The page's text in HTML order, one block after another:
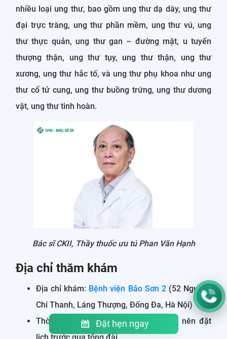
Đặt hẹn ngay
nhiều loại ung thư, bao gồm ung thư dạ dày, ung thư
đại trực tràng, ung thư phần mềm, ung thư vú, ung
thư thực quản, ung thư gan – đường mật, u tuyến
thượng thận, ung thư tụy, ung thư thận, ung thư
xương, ung thư hắc tố, và ung thư phụ khoa như ung
thư cổ tử cung, ung thư buồng trứng, ung thư dương
vật, ung thư tinh hoàn.
Bác sĩ CKII, Thầy thuốc ưu tú Phan Văn Hạnh
Địa chỉ thăm khám
Địa chỉ khám: Bệnh viện Bảo Sơn 2 (52 Nguyễn
Chí Thanh, Láng Thượng, Đống Đa, Hà Nội)
Thời gian: Không cố định, bệnh nhân nên đặt